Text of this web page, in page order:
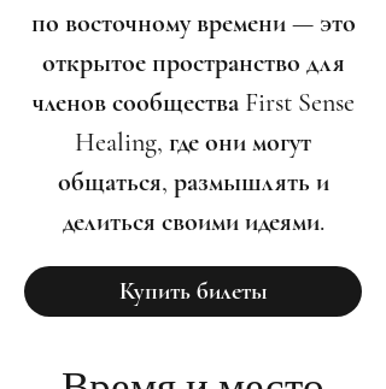
по восточному времени — это
открытое пространство для
членов сообщества First Sense
Healing, где они могут
общаться, размышлять и
делиться своими идеями.
Купить билеты